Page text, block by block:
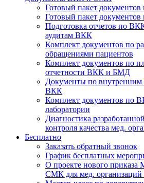
Готовый пакет
Готовый пакет
Подготовка отчетов по
аудитам ВКК
Комплект документов по
обращениями пациентов
Комплект документов по
отчетности ВКК и БМД
Документы по внутренним
ВКК
Комплект документов по
лаборатории
Диагностика
контроля качества мед.
Бесплатно
Заказать обратный звонок
График бесплатных
О проекте нового
СМК для мед. организаций